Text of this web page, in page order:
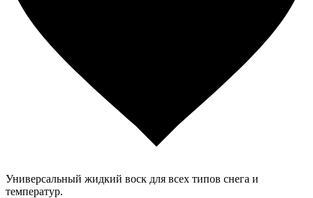
Универсальный жидкий воск для всех типов снега и
температур.